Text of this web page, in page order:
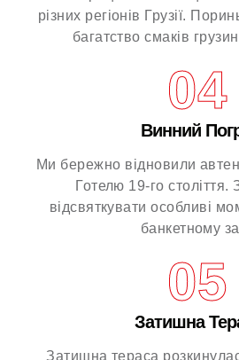
різних регіонів Грузії.
багатство смаків
04
Винний
Ми бережно відновили
Готелю 19-го століття.
відсвяткувати особливі
банкетному
05
Затишна
Затишна тераса